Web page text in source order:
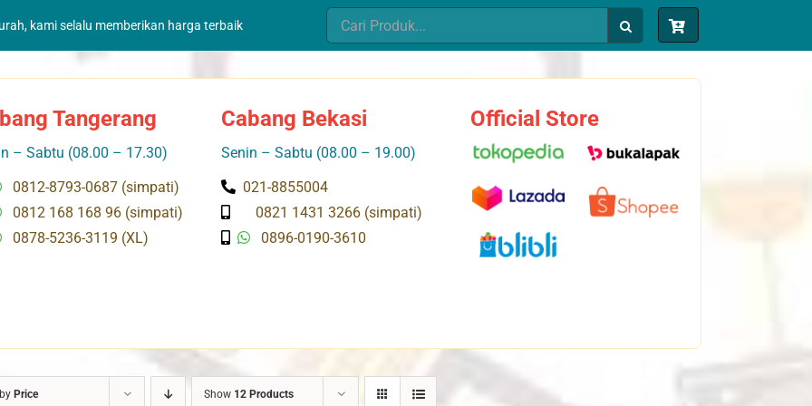
kami selalu memberikan harga terbaik
Search
for:
Tangerang
– Sabtu (08.00 – 17.30)
0812-8793-0687 (simpati)
0812 168 168 96 (simpati)
0878-5236-3119 (XL)
Cabang Bekasi
Senin – Sabtu (08.00 – 19.00)
021-8855004
0821 1431 3266 (simpati)
0896-0190-3610
Official Store
Price Show 12 Products